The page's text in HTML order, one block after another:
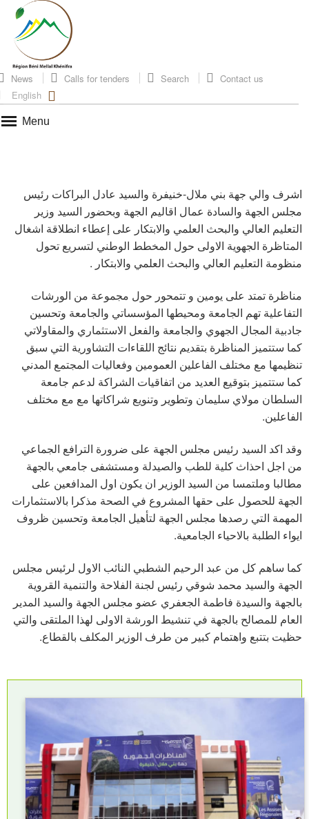
News Calls for tenders Search
Contact us
English
Menu
اشرف والي جهة بني ملال-خنيفرة والسيد عادل البراكات رئيس
مجلس الجهة والسادة عمال اقاليم الجهة وبحضور السيد وزير
التعليم العالي والبحث العلمي والابتكار على إعطاء انطلاقة اشغال
المتاظرة الجهوية الاولى حول المخطط الوطني لتسريع تحول
منظومة التعليم العالي والبحث العلمي والابتكار .
مناظرة تمتد على يومين و تتمحور حول مجموعة من الورشات
التفاعلية تهم الجامعة ومحيطها المؤسساتي والجامعة وتحسين
جادبية المجال الجهوي والجامعة والفعل الاستثماري والمقاولاتي
كما ستتميز المناظرة بتقديم نتائج اللقاءات التشاورية التي سبق
تنظيمها مع مختلف الفاعلين العمومين وفعاليات المجتمع المدني
كما ستتميز بتوقيع العديد من اتفاقيات الشراكة لدعم جامعة
السلطان مولاي سليمان وتطوير وتنويع شراكاتها مع مع مختلف
الفاعلين.
وقد اكد السيد رئيس مجلس الجهة على ضرورة الترافع الجماعي
من اجل احذاث كلية للطب والصيدلة ومستشفى جامعي بالجهة
مطالبا وملتمسا من السيد الوزير ان يكون اول المدافعين على
الجهة للحصول على حقها المشروع في الصحة مذكرا بالاستثمارات
المهمة التي رصدها مجلس الجهة لتأهيل الجامعة وتحسين ظروف
ايواء الطلبة بالاحياء الجامعية.
كما ساهم كل من عبد الرحيم الشطبي النائب الاول لرئيس مجلس
الجهة والسيد محمد شوقي رئيس لجنة الفلاحة والتنمية القروية
بالجهة والسيدة فاطمة الجعفري عضو مجلس الجهة والسيد المدير
العام للمصالح بالجهة في تنشيط الورشة الاولى لهذا الملتقى والتي
حظيت بتتبع واهتمام كبير من طرف الوزير المكلف بالقطاع.